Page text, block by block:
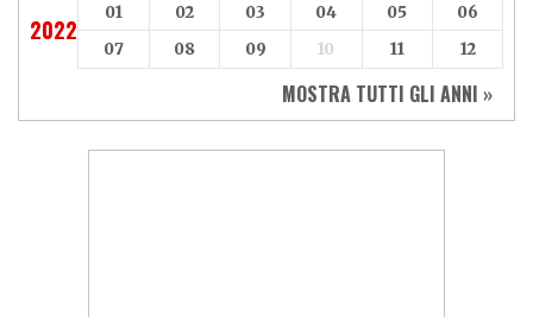
2022
01 02 03 04 05
06
07
08 09 10 11 12
MOSTRA TUTTI GLI ANNI »